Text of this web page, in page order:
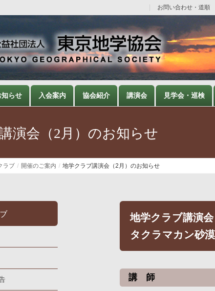
お問い合わせ・道順
知らせ 入会案内 協会紹介 講演会 見学会・巡検
演会（2月）のお知らせ
ラブ 開催のご案内 地学クラブ講演会（2月）のお知らせ
地学クラブ講演
タクラマカン砂
講 師